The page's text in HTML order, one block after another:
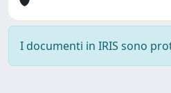
I documenti in IRIS sono